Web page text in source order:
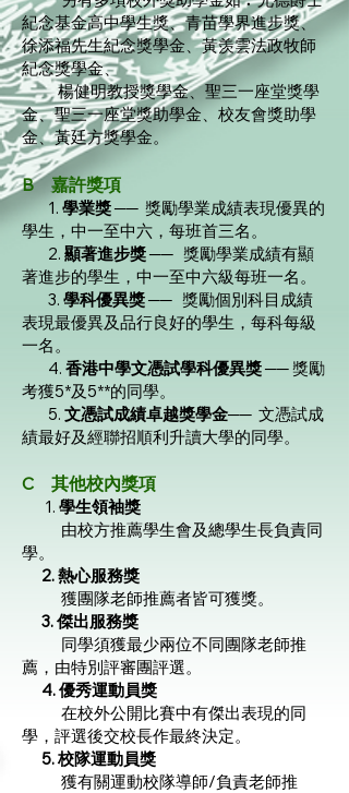
紀念基金高中學生獎、青苗學界進步獎、
徐添福先生紀念獎學金、黃羡雲法政牧師
紀念獎學金、
楊健明教授獎學金、聖三一座堂獎學
金、聖三一座堂獎助學金、校友會獎助學
金、黃廷方獎學金。
B 嘉許獎項
1. 學業獎── 獎勵學業成績表現優異的
學生，中一至中六，每班首三名。
2. 顯著進步獎── 獎勵學業成績有顯
著進步的學生，中一至中六級每班一名。
3. 學科優異獎── 獎勵個別科目成績
表現最優異及品行良好的學生，每科每級
一名。
4. 香港中學文憑試學科優異獎── 獎勵
考獲5*及5**的同學。
5. 文憑試成績卓越獎學金── 文憑試成
績最好及經聯招順利升讀大學的同學。
C 其他校內獎項
1. 學生領袖獎
由校方推薦學生會及總學生長負責同
學。
2. 熱心服務獎
獲團隊老師推薦者皆可獲獎。
3. 傑出服務獎
同學須獲最少兩位不同團隊老師推
薦，由特別評審團評選。
4. 優秀運動員獎
在校外公開比賽中有傑出表現的同
學，評選後交校長作最終決定。
5. 校隊運動員獎
獲有關運動校隊導師/負責老師推